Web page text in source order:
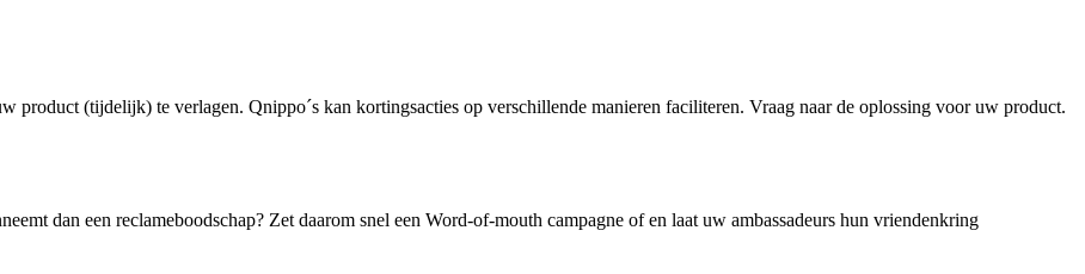
product (tijdelijk) te verlagen. Qnippo´s kan kortingsacties op verschillende manieren faciliteren. Vraag naar de oplossing voor uw product.
dan een reclameboodschap? Zet daarom snel een Word-of-mouth campagne of en laat uw ambassadeurs hun vriendenkring